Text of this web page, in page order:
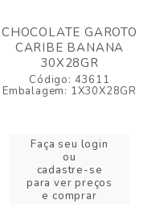
CHOCOLATE GAROTO
CARIBE BANANA
30X28GR
Código: 43611
Embalagem: 1X30X28GR
Faça seu login
ou
cadastre-se
para ver preços
e comprar